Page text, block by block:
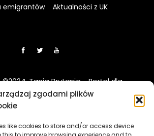
zgodami plików
like cookies to store and/or access device
emigrantów Aktualności z UK
Tania Brytania - Portal dla
Polaków w UK
Conduct Authority (FCA) i jest prowadzona